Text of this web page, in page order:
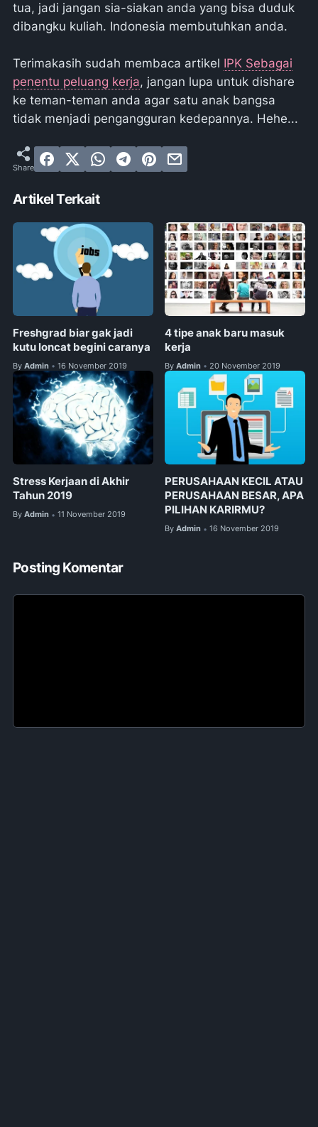
tua, jadi jangan sia-siakan anda yang bisa duduk
dibangku kuliah. Indonesia membutuhkan anda.
Terimakasih sudah membaca artikel IPK Sebagai
penentu peluang kerja, jangan lupa untuk dishare
ke teman-teman anda agar satu anak bangsa
tidak menjadi pengangguran kedepannya. Hehe...
Artikel Terkait
Freshgrad biar gak jadi
kutu loncat begini caranya
By Admin • 16 November 2019
4 tipe anak baru masuk
kerja
By Admin • 20 November 2019
Stress Kerjaan di Akhir
Tahun 2019
By Admin • 11 November 2019
PERUSAHAAN KECIL ATAU
PERUSAHAAN BESAR, APA
PILIHAN KARIRMU?
By Admin • 16 November 2019
Posting Komentar